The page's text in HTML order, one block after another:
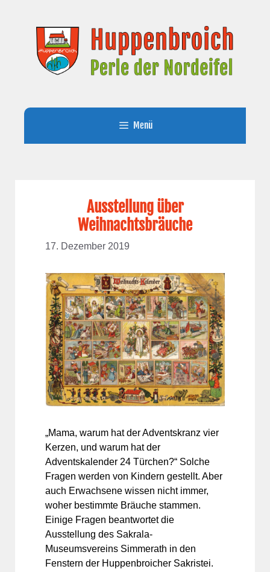
springen
Menü
Ausstellung über
Weihnachtsbräuche
17. Dezember 2019
„Mama, warum hat der Adventskranz vier
Kerzen, und warum hat der
Adventskalender 24 Türchen?“ Solche
Fragen werden von Kindern gestellt. Aber
auch Erwachsene wissen nicht immer,
woher bestimmte Bräuche stammen.
Einige Fragen beantwortet die
Ausstellung des Sakrala-
Museumsvereins Simmerath in den
Fenstern der Huppenbroicher Sakristei.